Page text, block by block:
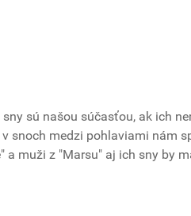
sny sú našou súčasťou, ak ich
v snoch medzi pohlaviami nám
a muži z "Marsu" aj ich sny by